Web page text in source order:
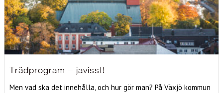
Trädprogram – javisst!
Men vad ska det innehålla, och hur gör man? På Växjö kommun